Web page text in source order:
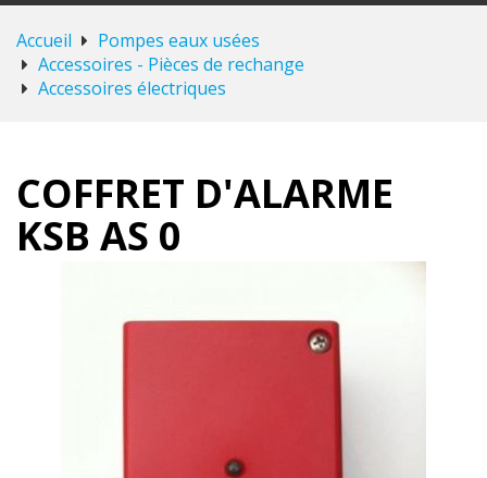
Accueil
Pompes eaux usées
Accessoires - Pièces de rechange
Accessoires électriques
COFFRET D'ALARME
KSB AS 0